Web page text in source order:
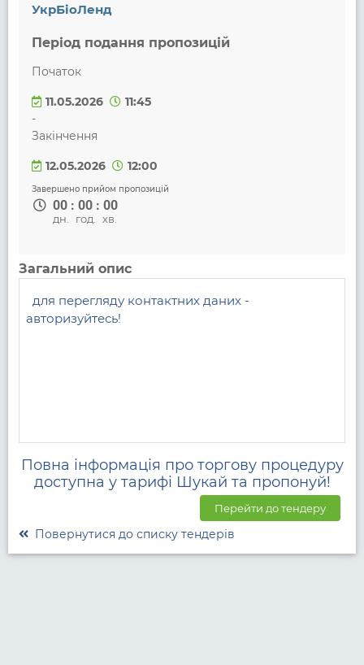
УкрБіоЛенд
Період подання пропозицій
Початок
11.05.2026
11:45
-
Закінчення
12.05.2026 12:00
Завершено прийом пропозицій
00 : 00 : 00
дн. год. хв.
Загальний опис
для перегляду контактних даних -
авторизуйтесь!
Повна інформація про торгову процедуру
доступна у тарифі Шукай та пропонуй!
Перейти до тендеру
Повернутися до списку тендерів